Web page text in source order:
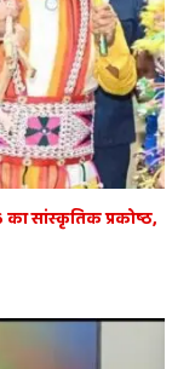
सांस्कृतिक प्रकोष्ठ,